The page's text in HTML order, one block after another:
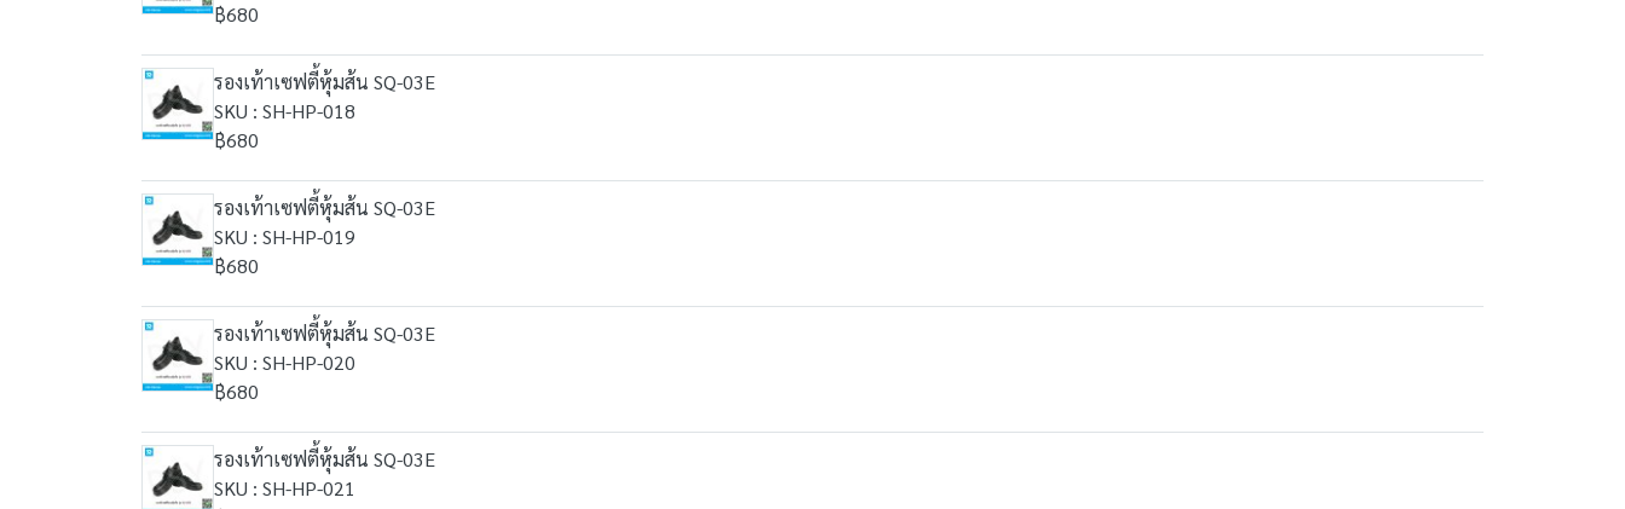
฿680
รองเท้าเซฟตี้หุ้มส้น SQ-03E
SKU : SH-HP-018
฿680
รองเท้าเซฟตี้หุ้มส้น SQ-03E
SKU : SH-HP-019
฿680
รองเท้าเซฟตี้หุ้มส้น SQ-03E
SKU : SH-HP-020
฿680
รองเท้าเซฟตี้หุ้มส้น SQ-03E
SKU : SH-HP-021